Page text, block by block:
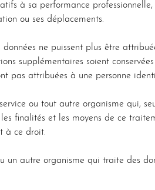
à sa performance
ou ses déplacements.
ne puissent plus être
supplémentaires soient
pas attribuées à une personne
ou tout autre organisme qui,
finalités et les moyens de ce
à ce droit.
un autre organisme qui traite des